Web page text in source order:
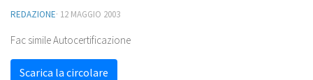
REDAZIONE· 12 MAGGIO 2003
Fac simile Autocertificazione
Scarica la circolare